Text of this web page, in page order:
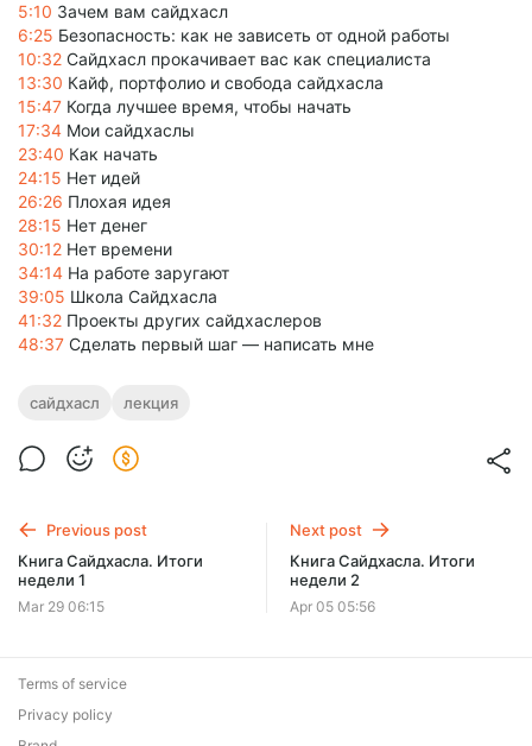
5:10 Зачем вам сайдхасл
6:25 Безопасность: как не зависеть от одной работы
10:32 Сайдхасл прокачивает вас как специалиста
13:30 Кайф, портфолио и свобода сайдхасла
15:47 Когда лучшее время, чтобы начать
17:34 Мои сайдхаслы
23:40 Как начать
24:15 Нет идей
26:26 Плохая идея
28:15 Нет денег
30:12 Нет времени
34:14 На работе заругают
39:05 Школа Сайдхасла
41:32 Проекты других сайдхаслеров
48:37 Сделать первый шаг — написать мне
сайдхасл лекция
Previous post
Книга Сайдхасла. Итоги
недели 1
Mar 29 06:15
Next post
Книга Сайдхасла. Итоги
недели 2
Apr 05 05:56
Terms of service
Privacy policy